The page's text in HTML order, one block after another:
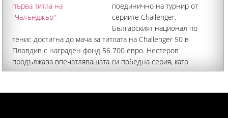
поединично на турнир от
сериите Challenger.
Българският национал по
тенис достигна до мача за титлата на Challenger 50 в
Пловдив с награден фонд 56 700 евро. Нестеров
продължава впечатляващата си победна серия, като
спечели четири мача без загубен сет. Така руснакът с наш